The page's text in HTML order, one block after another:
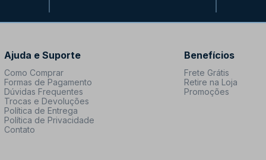
Ajuda e Suporte
Como Comprar
Formas de Pagamento
Dúvidas Frequentes
Trocas e Devoluções
Política de Entrega
Política de Privacidade
Contato
Benefícios
Frete Grátis
Retire na Loja
Promoções